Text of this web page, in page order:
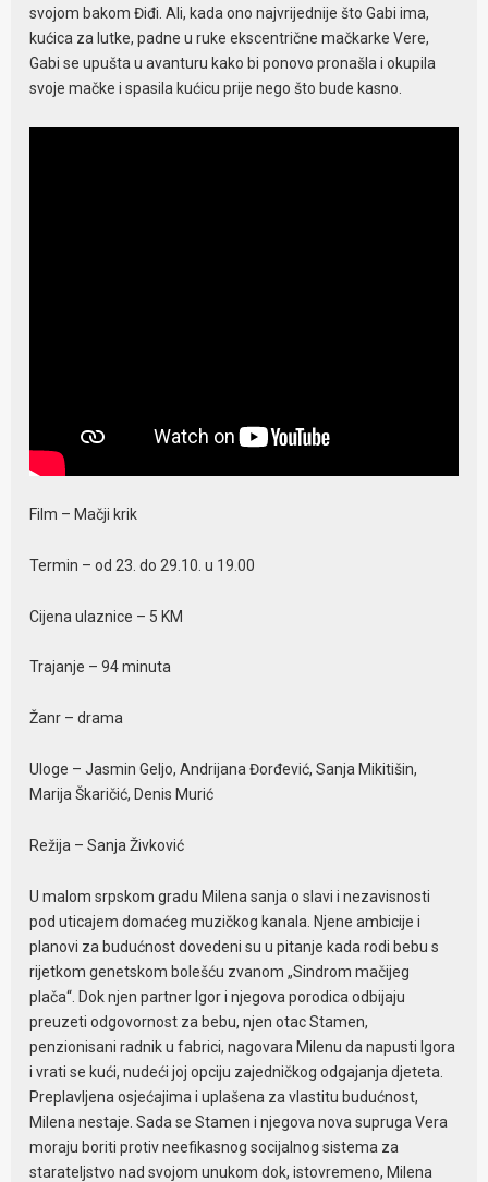
svojom bakom Điđi. Ali, kada ono najvrijednije što Gabi ima,
kućica za lutke, padne u ruke ekscentrične mačkarke Vere,
Gabi se upušta u avanturu kako bi ponovo pronašla i okupila
svoje mačke i spasila kućicu prije nego što bude kasno.
Film – Mačji krik
Termin – od 23. do 29.10. u 19.00
Cijena ulaznice – 5 KM
Trajanje – 94 minuta
Žanr – drama
Uloge – Jasmin Geljo, Andrijana Đorđević, Sanja Mikitišin,
Marija Škaričić, Denis Murić
Režija – Sanja Živković
U malom srpskom gradu Milena sanja o slavi i nezavisnosti
pod uticajem domaćeg muzičkog kanala. Njene ambicije i
planovi za budućnost dovedeni su u pitanje kada rodi bebu s
rijetkom genetskom bolešću zvanom „Sindrom mačijeg
plača“. Dok njen partner Igor i njegova porodica odbijaju
preuzeti odgovornost za bebu, njen otac Stamen,
penzionisani radnik u fabrici, nagovara Milenu da napusti Igora
i vrati se kući, nudeći joj opciju zajedničkog odgajanja djeteta.
Preplavljena osjećajima i uplašena za vlastitu budućnost,
Milena nestaje. Sada se Stamen i njegova nova supruga Vera
moraju boriti protiv neefikasnog socijalnog sistema za
starateljstvo nad svojom unukom dok, istovremeno, Milena